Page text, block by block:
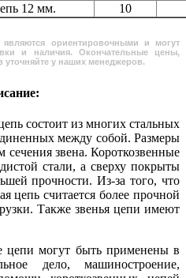
12 мм.
10
ориентировочными и могут
и наличия. Окончательные цены,
уточняйте у наших менеджеров.
состоит из многих стальных
между собой. Размеры
сечения звена. Короткозвенные
стали, а сверху покрыты
прочности. Из-за того, что
цепь считается более прочной
Также звенья цепи имеют
могут быть применены в
дело, машиностроение,